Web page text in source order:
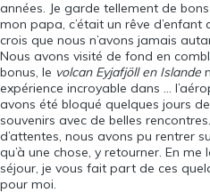
années. Je garde tellement de
mon papa, c’était un rêve d’enfant
crois que nous n’avons jamais
Nous avons visité de fond en
bonus, le volcan Eyjafjöll en Islande
expérience incroyable dans …
avons été bloqué quelques jours
souvenirs avec de belles
d’attentes, nous avons pu rentrer
qu’à une chose, y retourner. En
séjour, je vous fait part de ces
pour moi.